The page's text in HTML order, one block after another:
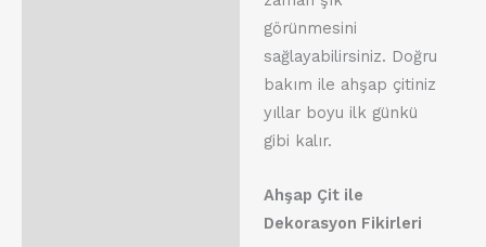
görünmesini
sağlayabilirsiniz. Doğru
bakım ile ahşap çitiniz
yıllar boyu ilk günkü
gibi kalır.
Ahşap Çit ile
Dekorasyon Fikirleri